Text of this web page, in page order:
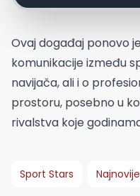
Ovaj događaj ponovo
komunikacije između
navijača, ali i o
prostoru, posebno u
rivalstva koje
Sport Stars